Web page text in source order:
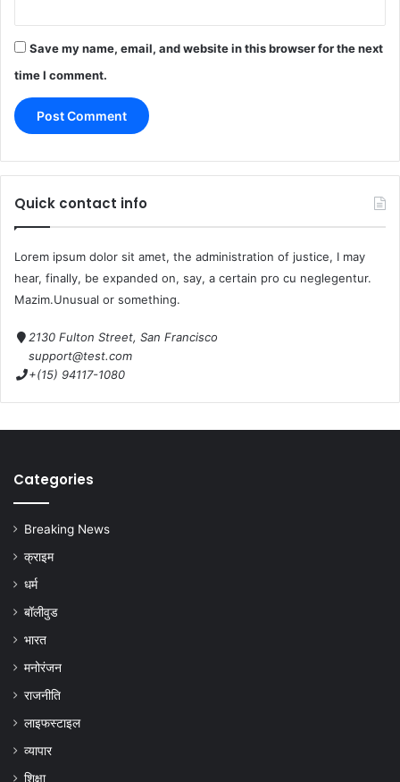
Save my name, email, and website in this browser for the next
time I comment.
Quick contact info
Lorem ipsum dolor sit amet, the administration of justice, I may
hear, finally, be expanded on, say, a certain pro cu neglegentur.
Mazim.Unusual or something.
2130 Fulton Street, San Francisco
support@test.com
+(15) 94117-1080
Categories
Breaking News
क्राइम
धर्म
बॉलीवुड
भारत
मनोरंजन
राजनीति
लाइफस्टाइल
व्यापार
शिक्षा